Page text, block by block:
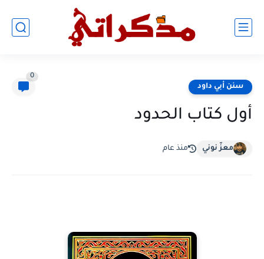
سنن أبي داود
0
أول كتاب الحدود
معزّ نوني منذ عام